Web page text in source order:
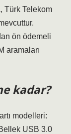
Türk Telekom
ön ödemeli
aramaları
kadar?
modelleri:
USB 3.0